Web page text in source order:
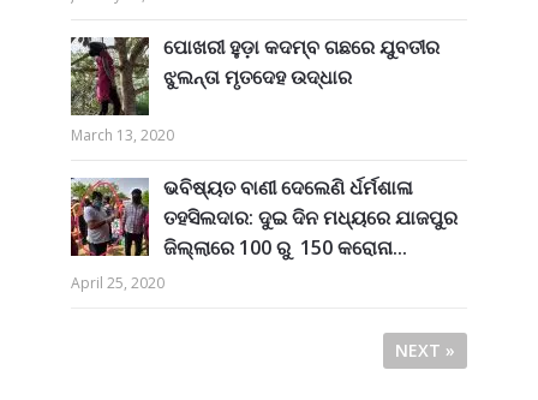
ପୋଖରୀ ହୁଡ଼ା କଦମ୍ବ ଗଛରେ ଯୁବତୀର
ଝୁଲନ୍ତା ମୃତଦେହ ଉଦ୍ଧାର
March 13, 2020
ଭବିଷ୍ୟତ ବାଣୀ ଦେଲେଣି ର୍ଧର୍ମଶାଳା
ତହସିଲଦାର: ଦୁଇ ଦିନ ମଧ୍ୟରେ ଯାଜପୁର
ଜିଲ୍ଲାରେ 100 ରୁ 150 କରୋନା...
April 25, 2020
NEXT »